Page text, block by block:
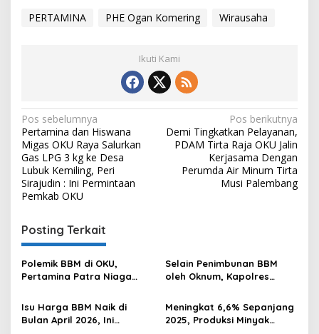
PERTAMINA PHE Ogan Komering Wirausaha
Ikuti Kami
Navigasi
pos
Pos sebelumnya
Pertamina dan Hiswana
Migas OKU Raya Salurkan
Gas LPG 3 kg ke Desa
Lubuk Kemiling, Peri
Sirajudin : Ini Permintaan
Pemkab OKU
Pos berikutnya
Demi Tingkatkan Pelayanan,
PDAM Tirta Raja OKU Jalin
Kerjasama Dengan
Perumda Air Minum Tirta
Musi Palembang
Posting Terkait
Polemik BBM di OKU,
Pertamina Patra Niaga
Optimalkan Penyaluran
BBM Subsidi dan Perkuat
Pengawasan di Kabupaten
Selain Penimbunan BBM
oleh Oknum, Kapolres
Kurang, Pertamina Patra
Niaga Bungkam
Isu Harga BBM Naik di
Bulan April 2026, Ini
Meningkat 6,6% Sepanjang
2025, Produksi Minyak